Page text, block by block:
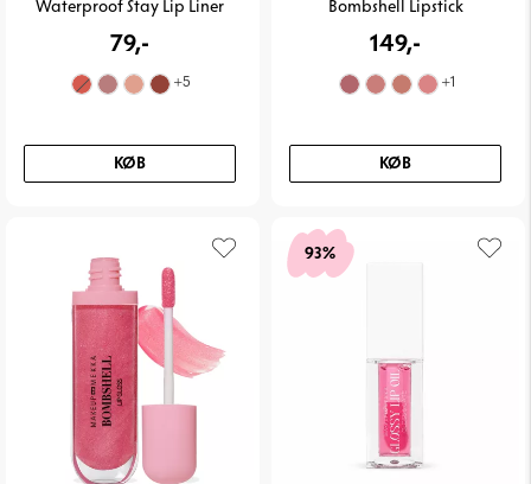
Waterproof Stay Lip Liner
79,-
+5
KØB
Bombshell Lipstick
149,-
+1
KØB
93%